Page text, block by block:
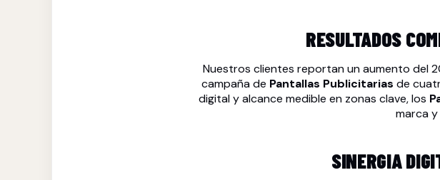
RESULTADOS
Nuestros clientes reportan un aumento del
campaña de Pantallas Publicitarias de
digital y alcance medible en zonas clave, los
marca
SINERGIA